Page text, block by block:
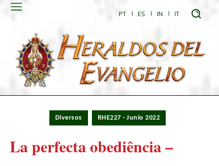
PT ES IN IT
Diversos RHE227 - Junio 2022
La perfecta obediência –